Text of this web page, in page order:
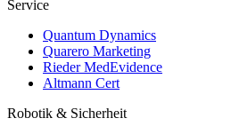
Service
Quantum Dynamics
Quarero Marketing
Rieder MedEvidence
Altmann Cert
Robotik & Sicherheit